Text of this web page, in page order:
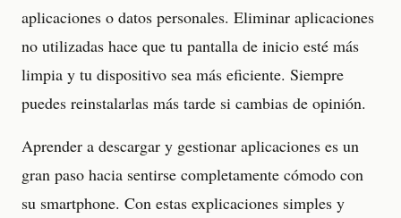
aplicaciones o datos personales. Eliminar aplicaciones
no utilizadas hace que tu pantalla de inicio esté más
limpia y tu dispositivo sea más eficiente. Siempre
puedes reinstalarlas más tarde si cambias de opinión.
Aprender a descargar y gestionar aplicaciones es un
gran paso hacia sentirse completamente cómodo con
su smartphone. Con estas explicaciones simples y